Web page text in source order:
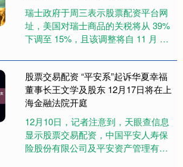
瑞士政府于周三表示股票配资平台网
址，美国对瑞士商品的关税将从 39%
下调至 15%，且该调整将自 11 月 14
美国对欧最高....
股票交易配资 “平安系”起诉华夏幸福
董事长王文学及股东 12月17日将在上
海金融法院开庭
12月10日，记者注意到，天眼查信息
显示股票交易配资，中国平安人寿保
险股份有限公司及平安资产管理有限